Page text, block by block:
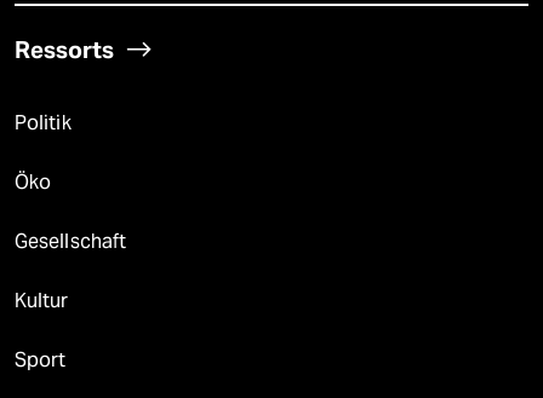
Ressorts
Politik
Öko
Gesellschaft
Kultur
Sport